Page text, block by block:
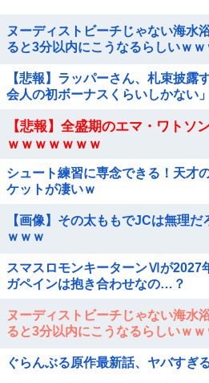
ヌーディストビーチじゃない海水
ると3分以内にこうなるらしいｗｗ
【悲報】ラッパーさん、札束披露
会人の初ボーナスくらいしかない
【悲報】全盛期のエマ・ワトソ
ｗｗｗｗｗｗｗ
シュート練習に専念できる！天才
ケットが凄いｗ
【画像】その太ももでJCは無理
ｗｗｗ
スマスロモンキーターンⅥが2027
ガペインは抱き合わせなの…？
ヌーディストビーチじゃない海水
ると3分以内にこうなるらしいｗｗ
ぐらんぶる原作最新話、ヤバすぎ